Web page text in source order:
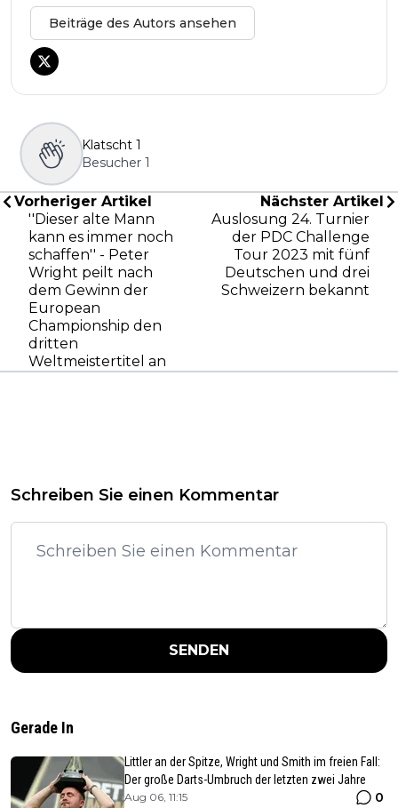
Beiträge des Autors ansehen
Klatscht 1
Besucher 1
Vorheriger Artikel
''Dieser alte Mann
kann es immer noch
schaffen'' - Peter
Wright peilt nach
dem Gewinn der
European
Championship den
dritten
Weltmeistertitel an
Nächster Artikel
Auslosung 24. Turnier
der PDC Challenge
Tour 2023 mit fünf
Deutschen und drei
Schweizern bekannt
Schreiben Sie einen Kommentar
SENDEN
Gerade In
Littler an der Spitze, Wright und Smith im freien Fall:
Der große Darts-Umbruch der letzten zwei Jahre
Aug 06, 11:15 0